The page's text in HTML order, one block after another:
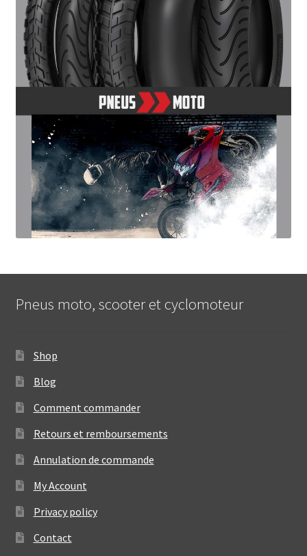
Pneus moto, scooter et cyclomoteur
Shop
Blog
Comment commander
Retours et remboursements
Annulation de commande
My Account
Privacy policy
Contact